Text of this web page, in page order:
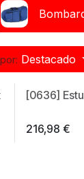
Destacado
Made in
[0636]
216,98 €